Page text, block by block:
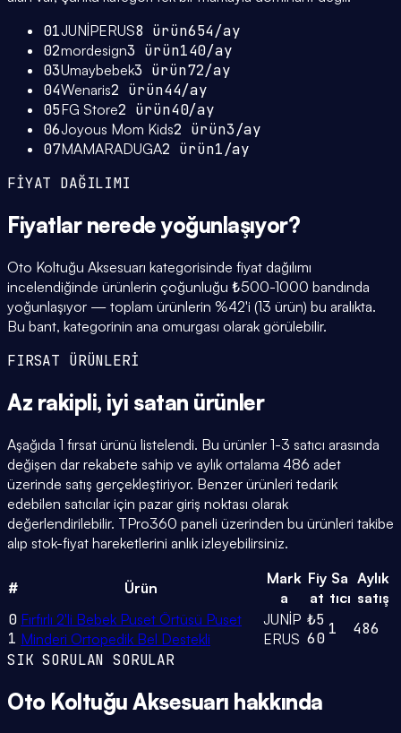
01JUNİPERUS8 ürün654/ay
02mordesign3 ürün140/ay
03Umaybebek3 ürün72/ay
04Wenaris2 ürün44/ay
05FG Store2 ürün40/ay
06Joyous Mom Kids2 ürün3/ay
07MAMARADUGA2 ürün1/ay
FİYAT DAĞILIMI
Fiyatlar nerede yoğunlaşıyor?
Oto Koltuğu Aksesuarı kategorisinde fiyat dağılımı
incelendiğinde ürünlerin çoğunluğu ₺500-1000 bandında
yoğunlaşıyor — toplam ürünlerin %42'i (13 ürün) bu aralıkta.
Bu bant, kategorinin ana omurgası olarak görülebilir.
FIRSAT ÜRÜNLERİ
Az rakipli, iyi satan ürünler
Aşağıda 1 fırsat ürünü listelendi. Bu ürünler 1-3 satıcı arasında
değişen dar rekabete sahip ve aylık ortalama 486 adet
üzerinde satış gerçekleştiriyor. Benzer ürünleri tedarik
edebilen satıcılar için pazar giriş noktası olarak
değerlendirilebilir. TPro360 paneli üzerinden bu ürünleri takibe
alıp stok-fiyat hareketlerini anlık izleyebilirsiniz.
# Ürün
Mark
a
Fiy
at
Sa
tıcı
Aylık
satış
0
1
Fırfırlı 2'li Bebek Puset Örtüsü Puset
Minderi Ortopedik Bel Destekli
JUNİP
ERUS
₺5
60
1
486
SIK SORULAN SORULAR
Oto Koltuğu Aksesuarı hakkında